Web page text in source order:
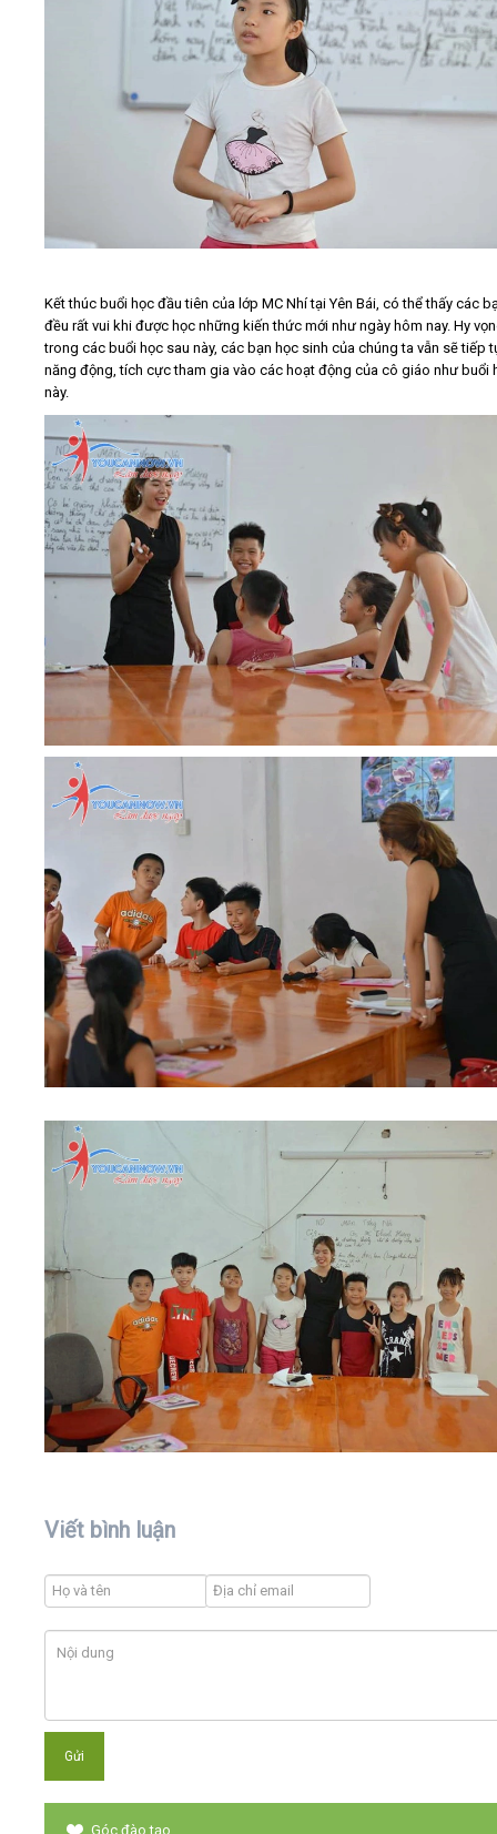
Kết thúc buổi học đầu tiên của lớp MC Nhí tại Yên Bái, có thể thấy các
đều rất vui khi được học những kiến thức mới như ngày hôm nay. Hy
trong các buổi học sau này, các bạn học sinh của chúng ta vẫn sẽ tiếp
năng động, tích cực tham gia vào các hoạt động của cô giáo như buổi
này.
Viết bình luận
Góc đào tạo